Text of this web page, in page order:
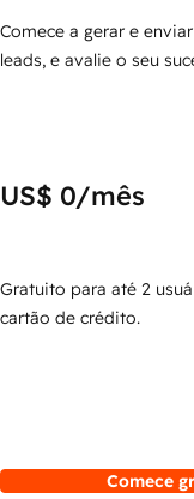
Comece a gerar e
leads, e avalie o seu
US$ 0/mês
Gratuito para até 2
cartão de crédito.
Comece